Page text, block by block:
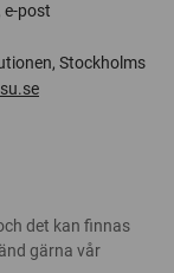
e-post
Stockholms
det kan finnas
gärna vår